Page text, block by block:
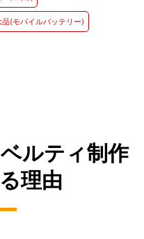
品(モバイルバッテリー)
ルティ制作
理由